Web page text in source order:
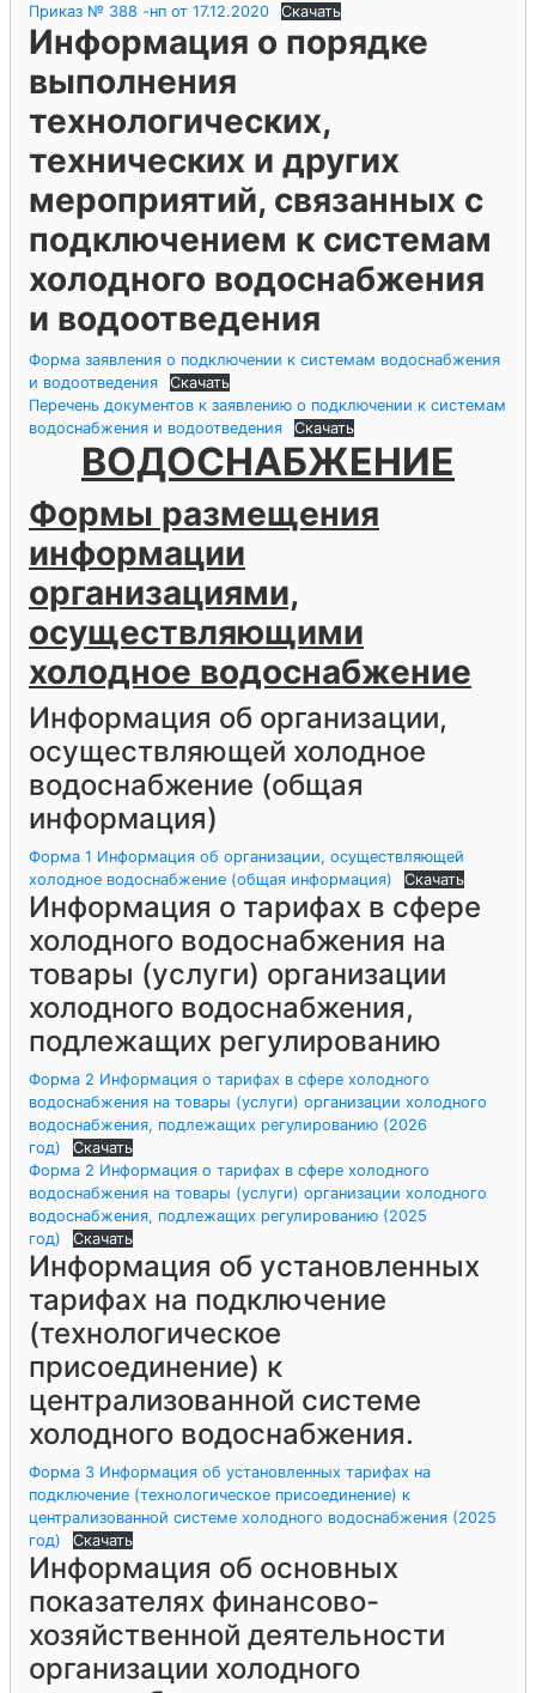
Приказ № 388 -нп от 17.12.2020
Скачать
Информация о порядке
выполнения
технологических,
технических и других
мероприятий, связанных с
подключением к системам
холодного водоснабжения
и водоотведения
Форма заявления о подключении к системам водоснабжения
и водоотведения
Скачать
Перечень документов к заявлению о подключении к системам
водоснабжения и водоотведения
Скачать
ВОДОСНАБЖЕНИЕ
Формы размещения
информации
организациями,
осуществляющими
холодное водоснабжение
Информация об организации,
осуществляющей холодное
водоснабжение (общая
информация)
Форма 1 Информация об организации, осуществляющей
холодное водоснабжение (общая информация)
Скачать
Информация о тарифах в сфере
холодного водоснабжения на
товары (услуги) организации
холодного водоснабжения,
подлежащих регулированию
Форма 2 Информация о тарифах в сфере холодного
водоснабжения на товары (услуги) организации холодного
водоснабжения, подлежащих регулированию (2026
год)
Скачать
Форма 2 Информация о тарифах в сфере холодного
водоснабжения на товары (услуги) организации холодного
водоснабжения, подлежащих регулированию (2025
год)
Скачать
Информация об установленных
тарифах на подключение
(технологическое
присоединение) к
централизованной системе
холодного водоснабжения.
Форма 3 Информация об установленных тарифах на
подключение (технологическое присоединение) к
централизованной системе холодного водоснабжения (2025
год)
Скачать
Информация об основных
показателях финансово-
хозяйственной деятельности
организации холодного